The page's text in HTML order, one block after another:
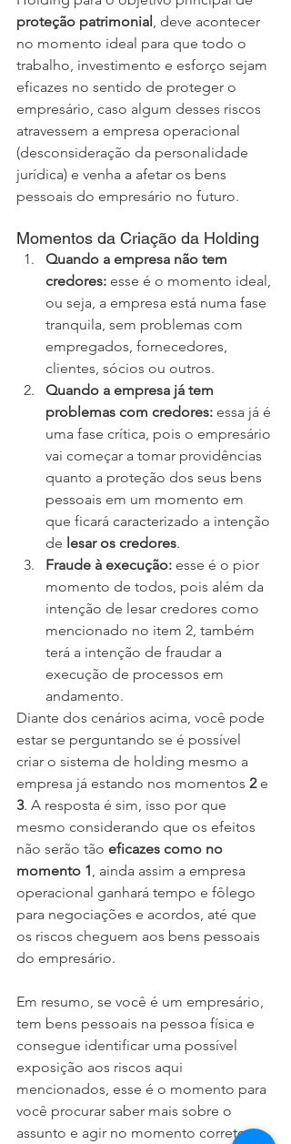
proteção patrimonial, deve acontecer
no momento ideal para que todo o
trabalho, investimento e esforço sejam
eficazes no sentido de proteger o
empresário, caso algum desses riscos
atravessem a empresa operacional
(desconsideração da personalidade
jurídica) e venha a afetar os bens
pessoais do empresário no futuro.
Momentos da Criação da Holding
Quando a empresa não tem
credores: esse é o momento ideal,
ou seja, a empresa está numa fase
tranquila, sem problemas com
empregados, fornecedores,
clientes, sócios ou outros.
Quando a empresa já tem
problemas com credores: essa já é
uma fase crítica, pois o empresário
vai começar a tomar providências
quanto a proteção dos seus bens
pessoais em um momento em
que ficará caracterizado a intenção
de lesar os credores.
Fraude à execução: esse é o pior
momento de todos, pois além da
intenção de lesar credores como
mencionado no item 2, também
terá a intenção de fraudar a
execução de processos em
andamento.
Diante dos cenários acima, você pode
estar se perguntando se é possível
criar o sistema de holding mesmo a
empresa já estando nos momentos 2 e
3. A resposta é sim, isso por que
mesmo considerando que os efeitos
não serão tão eficazes como no
momento 1, ainda assim a empresa
operacional ganhará tempo e fôlego
para negociações e acordos, até que
os riscos cheguem aos bens pessoais
do empresário.
Em resumo, se você é um empresário,
tem bens pessoais na pessoa física e
consegue identificar uma possível
exposição aos riscos aqui
mencionados, esse é o momento para
você procurar saber mais sobre o
assunto e agir no momento correto e